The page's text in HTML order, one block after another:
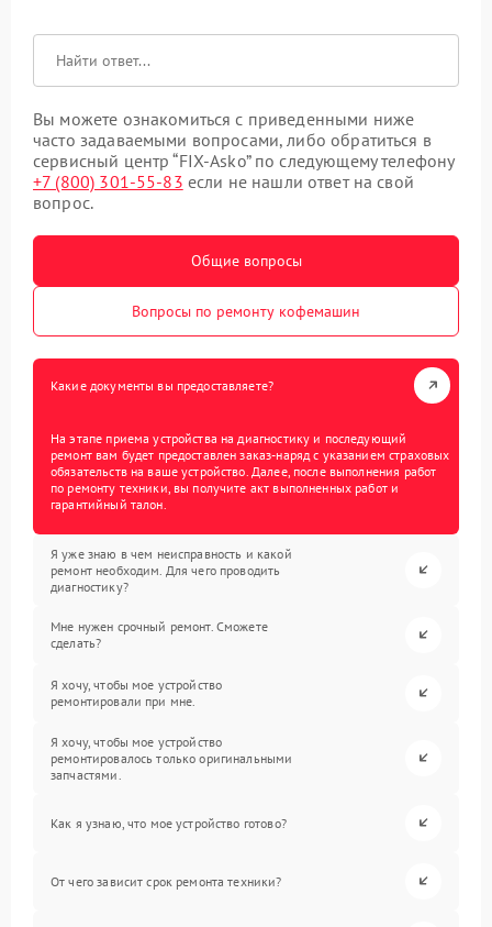
Вы можете ознакомиться с приведенными ниже
часто задаваемыми вопросами, либо обратиться в
сервисный центр “FIX-Asko” по следующему телефону
+7 (800) 301-55-83 если не нашли ответ на свой
вопрос.
Общие вопросы
Вопросы по ремонту кофемашин
Какие документы вы предоставляете?
На этапе приема устройства на диагностику и последующий
ремонт вам будет предоставлен заказ-наряд с указанием страховых
обязательств на ваше устройство. Далее, после выполнения работ
по ремонту техники, вы получите акт выполненных работ и
гарантийный талон.
Я уже знаю в чем неисправность и какой
ремонт необходим. Для чего проводить
диагностику?
Мне нужен срочный ремонт. Сможете
сделать?
Я хочу, чтобы мое устройство
ремонтировали при мне.
Я хочу, чтобы мое устройство
ремонтировалось только оригинальными
запчастями.
Как я узнаю, что мое устройство готово?
От чего зависит срок ремонта техники?